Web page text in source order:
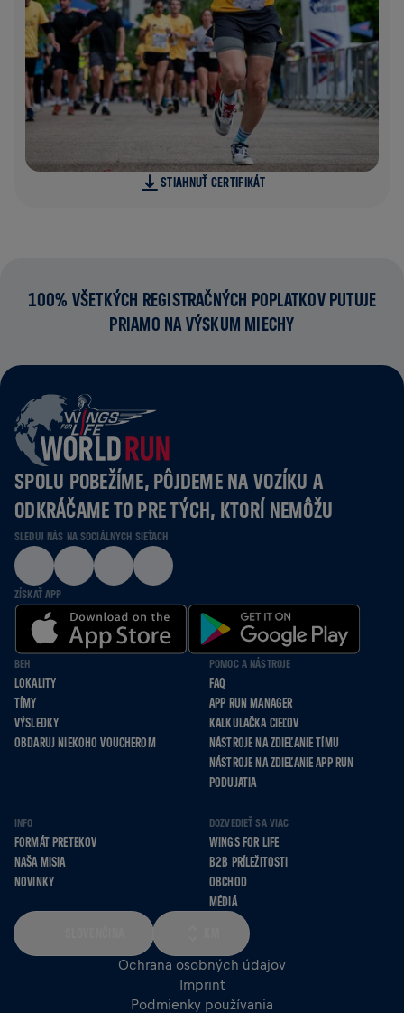
STIAHNUŤ CERTIFIKÁT
100% VŠETKÝCH REGISTRAČNÝCH POPLATKOV PUTUJE
PRIAMO NA VÝSKUM MIECHY
SPOLU POBEŽÍME, PÔJDEME NA VOZÍKU A
ODKRÁČAME TO PRE TÝCH, KTORÍ NEMÔŽU
SLEDUJ NÁS NA SOCIÁLNYCH SIEŤACH
ZÍSKAŤ APP
BEH
LOKALITY
TÍMY
VÝSLEDKY
OBDARUJ NIEKOHO VOUCHEROM
POMOC A NÁSTROJE
FAQ
APP RUN MANAGER
KALKULAČKA CIEĽOV
NÁSTROJE NA ZDIEĽANIE TÍMU
NÁSTROJE NA ZDIEĽANIE APP RUN
PODUJATIA
INFO
FORMÁT PRETEKOV
NAŠA MISIA
NOVINKY
DOZVEDIEŤ SA VIAC
WINGS FOR LIFE
B2B PRÍLEŽITOSTI
OBCHOD
MÉDIÁ
Ochrana osobných údajov
Imprint
Podmienky používania